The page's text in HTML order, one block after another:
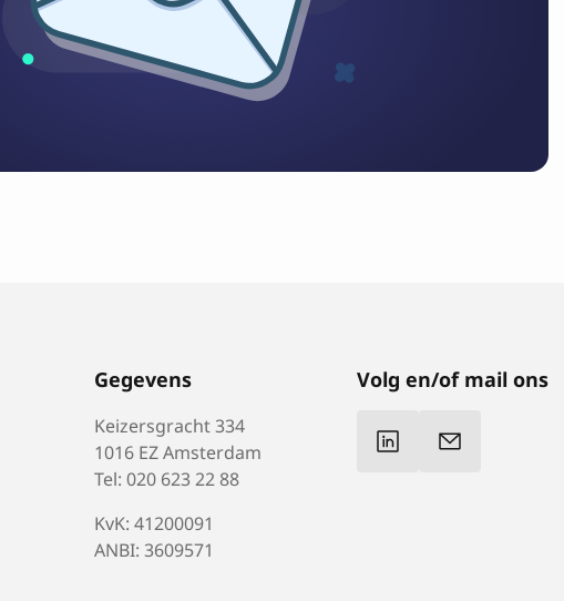
Gegevens
Keizersgracht 334
1016 EZ Amsterdam
Tel: 020 623 22 88
KvK: 41200091
ANBI: 3609571
Volg en/of mail ons